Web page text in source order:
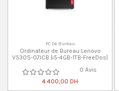
PC De Bureau
Ordinateur de Bureau Lenovo
V530S-07ICB |i5-4GB-1TB-FreeDos|
0 Avis
4 400,00 DH